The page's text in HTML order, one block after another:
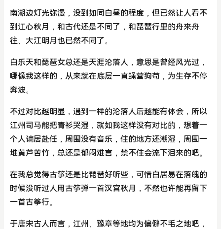
南湖边灯光弥漫，没到如同白昼的程度，但已然让人看不
到江心秋月，和古代还是不同了，和琵琶行里的舟来舟
往、大江明月也已然不同了。
白乐天和琵琶女总还是天涯沦落人，意思是曾经风光过，
哪像我这样的，从来就在底层一直蝇营狗苟，为生存不停
奔波。
不过对比越明显，遇到一样的沦落人后越能有体会，所以
江州司马能把青衫哭湿，就如我这样没有对比的，想着一
个人谪居赴任，周围没有音乐，住的地方还潮湿，周围一
堆黄芦苦竹，总还是郁闷难言，禁不住会流下泪来的吧。
在我总觉得古筝还是比琵琶好听些，可惜白居易在落魄的
时候没听过人用古筝弹一首汉宫秋月，不然也许能再留下
一首古筝行。
于唐宋古人而言，江州、豫章等地均为偏僻不毛之地吧，